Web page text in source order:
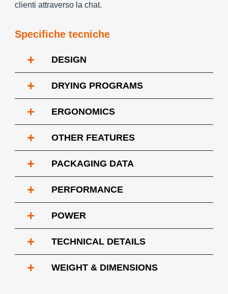
clienti attraverso la chat.
Specifiche tecniche
+ DESIGN
+ DRYING PROGRAMS
+ ERGONOMICS
+ OTHER FEATURES
+ PACKAGING DATA
+ PERFORMANCE
+ POWER
+ TECHNICAL DETAILS
+ WEIGHT & DIMENSIONS